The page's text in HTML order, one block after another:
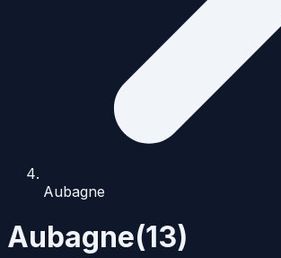
Aubagne
Aubagne(13)